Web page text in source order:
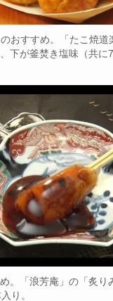
おすすめ。「たこ焼道
下が釜焚き塩味（共に
。「浪芳庵」の「炙り
り。